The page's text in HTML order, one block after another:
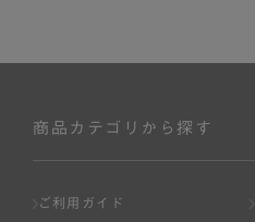
商品カテゴリから探す
ご利用ガイド